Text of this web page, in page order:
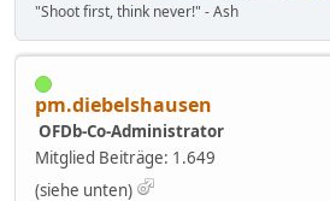
"Shoot first, think never!" - Ash
pm.diebelshausen
OFDb-Co-Administrator
Mitglied Beiträge: 1.649
(siehe unten)